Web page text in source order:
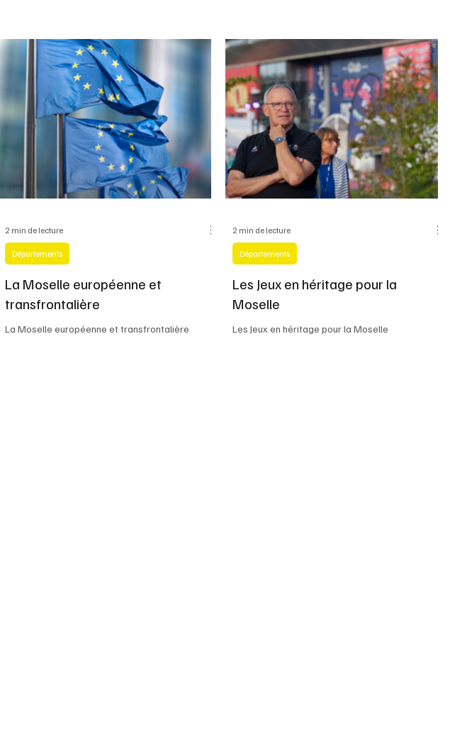
La Moselle européenne et
transfrontalière
La Moselle européenne et transfrontalière
Départements
2 min de lecture
Les Jeux en héritage pour la
Moselle
Les Jeux en héritage pour la Moselle
Départements
2 min de lecture